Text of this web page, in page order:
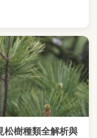
松樹種類全解析與